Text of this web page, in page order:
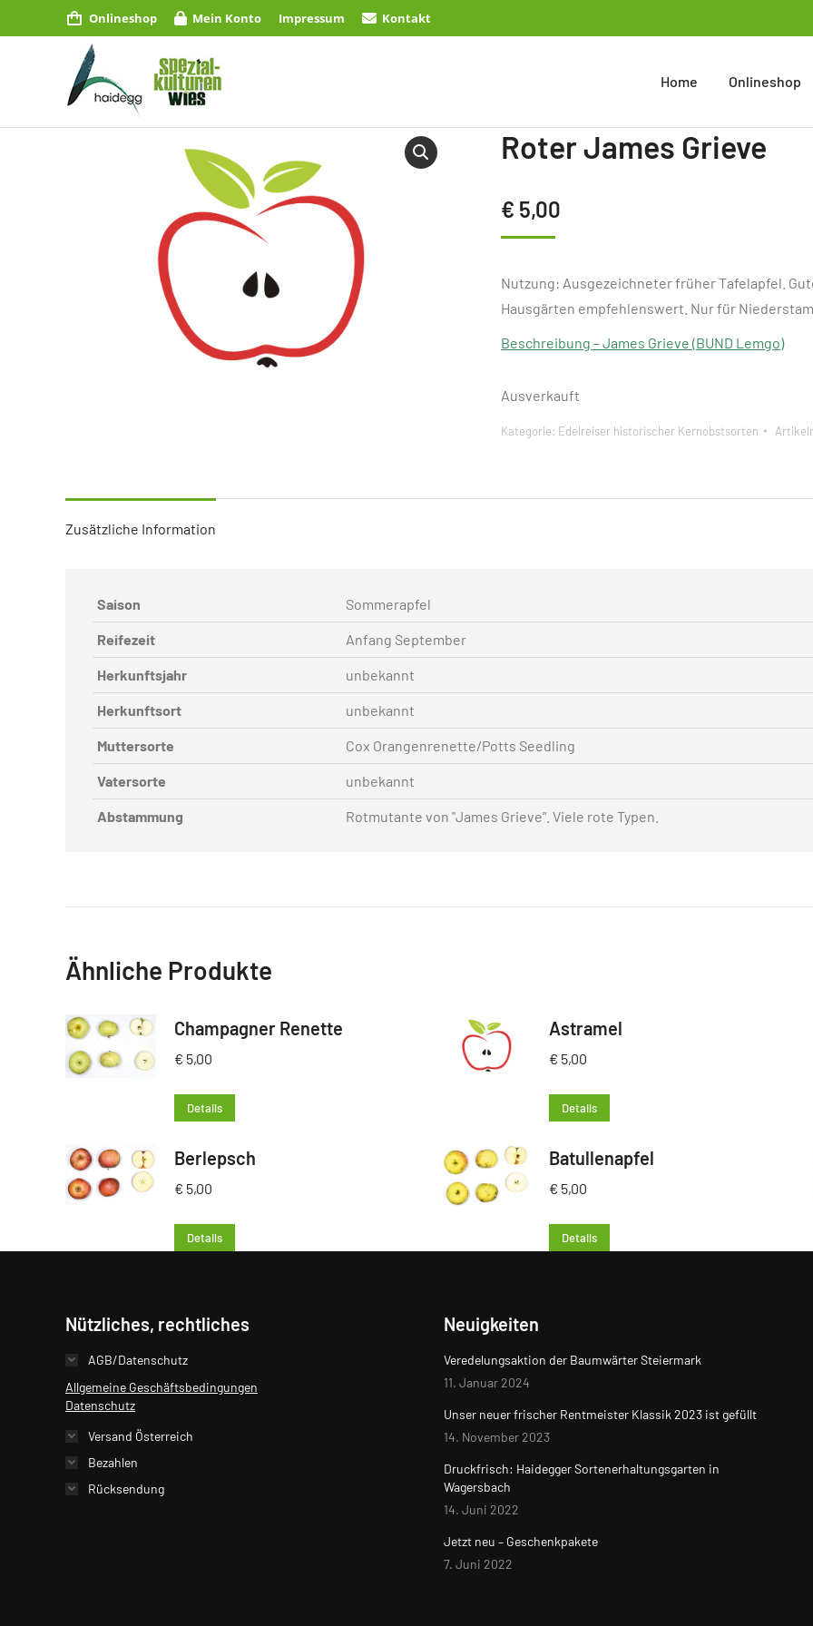
Onlineshop Mein Konto Impressum Kontakt
Home Onlineshop
Roter James Grieve
€ 5,00
Nutzung: Ausgezeichneter früher Tafelapfel.
Hausgärten empfehlenswert. Nur für
Beschreibung – James Grieve (BUND Lemgo)
Ausverkauft
Kategorie: Edelreiser historischer Kernobstsorten
Zusätzliche Information
Saison Sommerapfel
Reifezeit Anfang September
Herkunftsjahr unbekannt
Herkunftsort unbekannt
Muttersorte Cox Orangenrenette/Potts Seedling
Vatersorte unbekannt
Abstammung Rotmutante von "James Grieve". Viele rote Typen.
Ähnliche Produkte
Champagner Renette
€ 5,00
Details
Astramel
€ 5,00
Details
Berlepsch
€ 5,00
Details
Batullenapfel
€ 5,00
Details
Nützliches, rechtliches
AGB/Datenschutz
Allgemeine Geschäftsbedingungen
Datenschutz
Versand Österreich
Bezahlen
Rücksendung
Neuigkeiten
Veredelungsaktion der Baumwärter Steiermark
11. Januar 2024
Unser neuer frischer Rentmeister Klassik 2023 ist gefüllt
14. November 2023
Druckfrisch: Haidegger Sortenerhaltungsgarten in
Wagersbach
14. Juni 2022
Jetzt neu – Geschenkpakete
7. Juni 2022